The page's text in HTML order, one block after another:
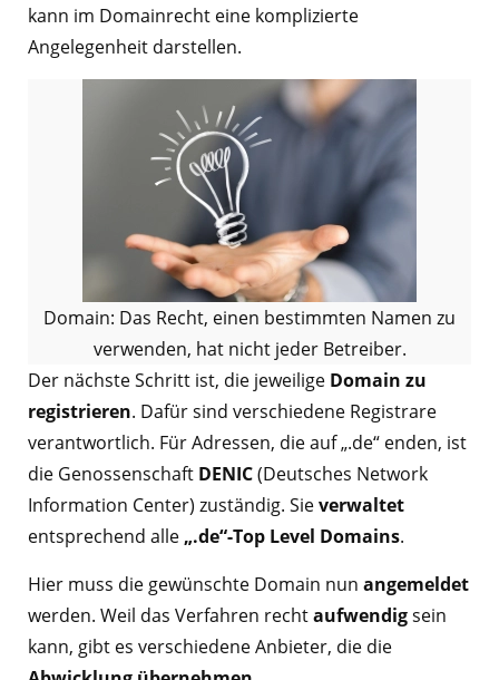
kann im Domainrecht eine komplizierte
Angelegenheit darstellen.
Domain: Das Recht, einen bestimmten Namen zu
verwenden, hat nicht jeder Betreiber.
Der nächste Schritt ist, die jeweilige Domain zu
registrieren. Dafür sind verschiedene Registrare
verantwortlich. Für Adressen, die auf „.de“ enden, ist
die Genossenschaft DENIC(Deutsches Network
Information Center) zuständig. Sieverwaltet
entsprechend alle „.de“-Top Level Domains.
Hier muss die gewünschte Domain nun angemeldet
werden. Weil das Verfahren rechtaufwendigsein
kann, gibt es verschiedene Anbieter, die die